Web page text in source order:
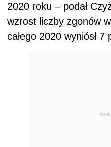
2020 roku – podał
wzrost liczby zgonów
całego 2020 wyniósł 7